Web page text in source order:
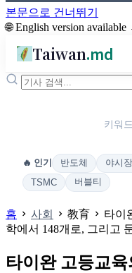
본문으로 건너뛰기
🌐 English version available
Taiwan.md
키워
🔥 인기 반도체 야시장
TSMC
버블티
홈 사회 教育
타이
학에서 148개로, 그리고
타이완 고등교